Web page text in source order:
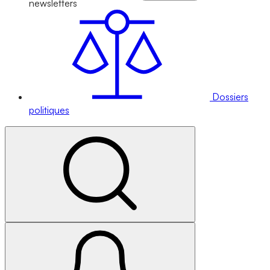
newsletters
Dossiers
politiques